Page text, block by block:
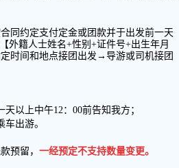
同约定支付定金或团款并于出发前一天
外籍人士姓名+性别 +证件号+出生年月
时间和地点接团出发→导游或司机接团
天以上中午12： 00前告知我方；
出游。
预留， 一经预定不支持数量变更。